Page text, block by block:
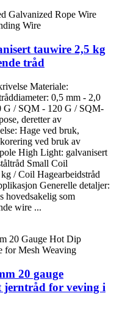
tauwire 2,5 kg
tråd
Materiale:
0,5 mm - 2,0
G / SQM - 120 G / SQM-
deretter av
Hage ved bruk,
ved bruk av
High Light: galvanisert
Small Coil
/ Coil Hagearbeidstråd
Generelle detaljer:
hovedsakelig som
wire ...
20 gauge
jerntråd for veving i